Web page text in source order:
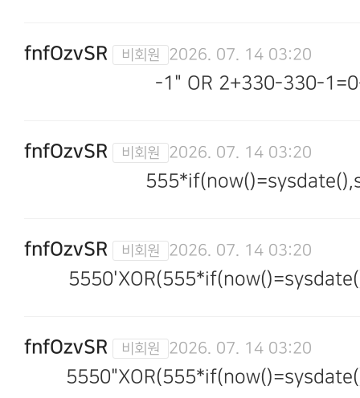
fnfOzvSR 2026. 07. 14 03:20
-1" OR 2+330-330-
fnfOzvSR 2026. 07. 14 03:20
fnfOzvSR 2026. 07. 14 03:20
fnfOzvSR 2026. 07. 14 03:20